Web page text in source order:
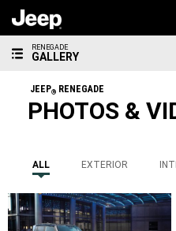
RENEGADE
GALLERY
JEEP® RENEGADE
PHOTOS &
ALL EXTERIOR